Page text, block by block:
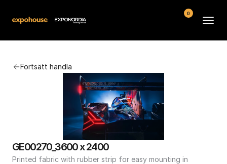
Fortsätt handla
GE00270_3600 x 2400
Printed fabric with rubber strip for easy mounting in
Kontakt
Köpvillkor
0